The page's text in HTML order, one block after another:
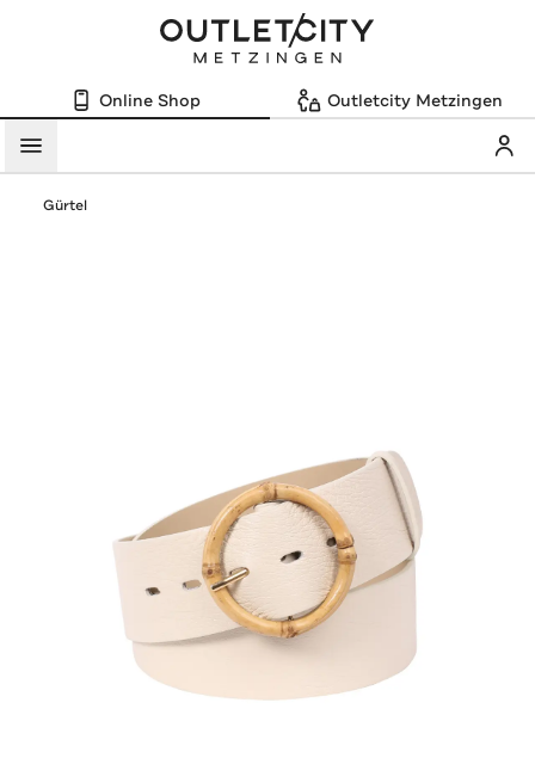
Online Shop Outletcity Metzingen
Menü
Gürtel